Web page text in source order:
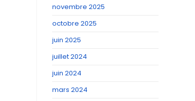
novembre 2025
octobre 2025
juin 2025
juillet 2024
juin 2024
mars 2024